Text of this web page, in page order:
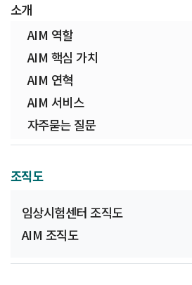
소개
AIM 역할
AIM 핵심 가치
AIM 연혁
AIM 서비스
자주묻는 질문
조직도
임상시험센터 조직도
AIM 조직도